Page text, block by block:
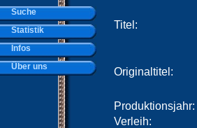
Titel:
Originaltitel:
Produktionsjahr:
Verleih:
Suche
Statistik
Infos
Über uns